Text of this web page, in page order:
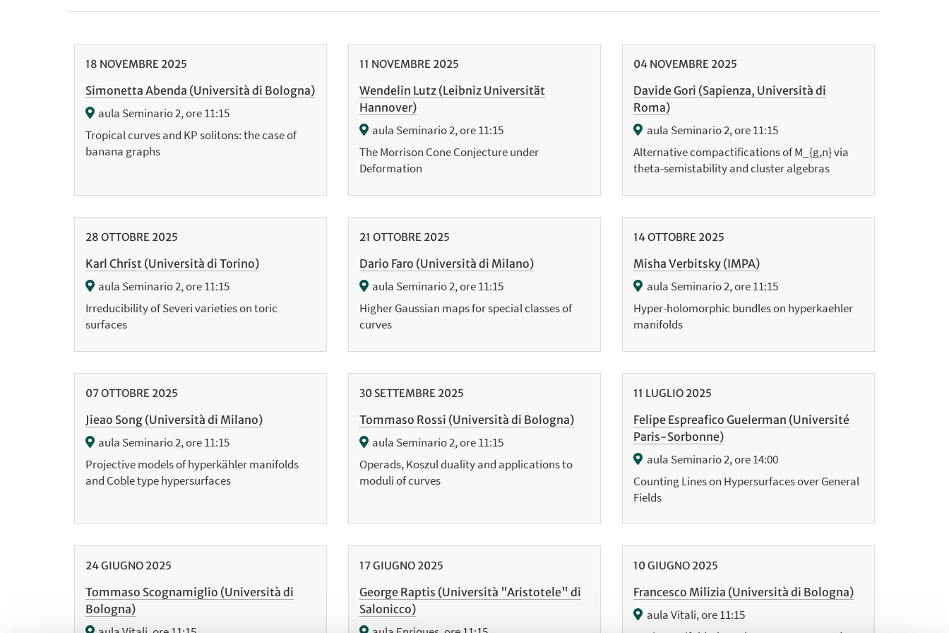
18 NOVEMBRE 2025
Simonetta Abenda (Università di Bologna)
aula Seminario 2, ore 11:15
Tropical curves and KP solitons: the case of
banana graphs
11 NOVEMBRE 2025
Wendelin Lutz (Leibniz Universität
Hannover)
aula Seminario 2, ore 11:15
The Morrison Cone Conjecture under
Deformation
04 NOVEMBRE 2025
Davide Gori (Sapienza, Università di
Roma)
aula Seminario 2, ore 11:15
Alternative compactifications of M_{g,n} via
theta-semistability and cluster algebras
28 OTTOBRE 2025
Karl Christ (Università di Torino)
aula Seminario 2, ore 11:15
Irreducibility of Severi varieties on toric
surfaces
21 OTTOBRE 2025
Dario Faro (Università di Milano)
aula Seminario 2, ore 11:15
Higher Gaussian maps for special classes of
curves
14OTTOBRE 2025
Misha Verbitsky (IMPA)
aula Seminario 2, ore 11:15
Hyper-holomorphic bundles on hyperkaehler
manifolds
07OTTOBRE 2025
Jieao Song (Università di Milano)
aula Seminario 2, ore 11:15
Projective models of hyperkähler manifolds
and Coble type hypersurfaces
30SETTEMBRE 2025
Tommaso Rossi (Università di Bologna)
aula Seminario 2, ore 11:15
Operads, Koszul duality and applications to
moduli of curves
11 LUGLIO 2025
Felipe Espreafico Guelerman (Université
Paris-Sorbonne)
aula Seminario 2, ore 14:00
Counting Lines on Hypersurfaces over General
Fields
24GIUGNO 2025
Tommaso Scognamiglio (Università di
Bologna)
17GIUGNO 2025
George Raptis (Università "Aristotele" di
Salonicco)
10GIUGNO 2025
Francesco Milizia (Università di Bologna)
aula Vitali, ore 11:15